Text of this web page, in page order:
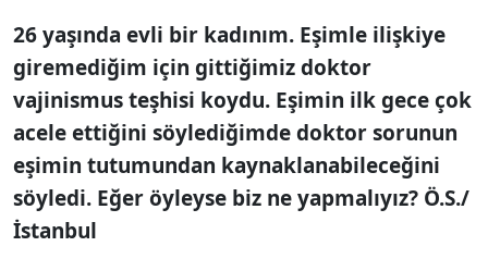
26 yaşında evli bir kadınım. Eşimle ilişkiye
giremediğim için gittiğimiz doktor
vajinismus teşhisi koydu. Eşimin ilk gece çok
acele ettiğini söylediğimde doktor sorunun
eşimin tutumundan kay­naklanabileceğini
söyledi. Eğer öyleyse biz ne yapmalıyız? Ö.S./
İstanbul